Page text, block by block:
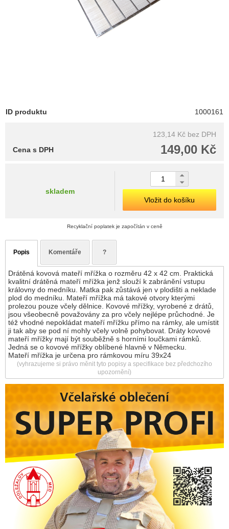
ID produktu 1000161
123,14 Kč bez DPH
149,00 Kč
Cena s DPH
skladem
Vložit do košíku
Recyklační poplatek je započítán v ceně
Popis Komentáře ?
Drátěná kovová mateří mřížka o rozměru 42 x 42 cm. Praktická
kvalitní drátěná mateří mřížka jenž slouží k zabránění vstupu
královny do medníku. Matka pak zůstává jen v plodišti a neklade
plod do medníku. Mateří mřížka má takové otvory kterými
prolezou pouze včely dělnice. Kovové mřížky, vyrobené z drátů,
jsou všeobecně považovány za pro včely nejlépe průchodné. Je
též vhodné nepokládat mateří mřížku přímo na rámky, ale umístit
ji tak aby se pod ní mohly včely volně pohybovat. Dráty kovové
mateří mřížky mají být souběžně s horními loučkami rámků.
Jedná se o kovové mřížky oblíbené hlavně v Německu.
Mateří mřížka je určena pro rámkovou míru 39x24
(vyhrazujeme si právo měnit tyto popisy a specifikace bez předchozího
upozornění)